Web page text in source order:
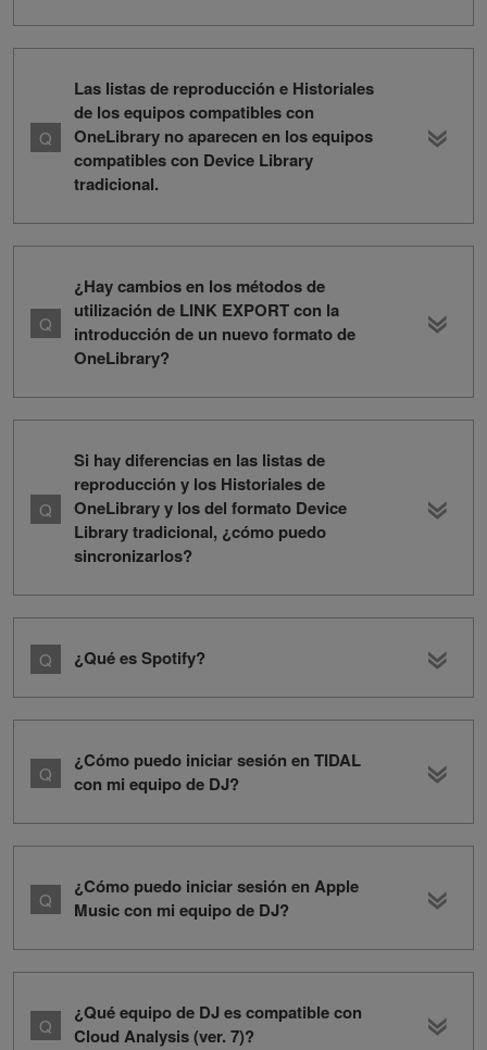
Las listas de reproducción e Historiales
de los equipos compatibles con
OneLibrary no aparecen en los equipos
compatibles con Device Library
tradicional.
¿Hay cambios en los métodos de
utilización de LINK EXPORT con la
introducción de un nuevo formato de
OneLibrary?
Si hay diferencias en las listas de
reproducción y los Historiales de
OneLibrary y los del formato Device
Library tradicional, ¿cómo puedo
sincronizarlos?
¿Qué es Spotify?
¿Cómo puedo iniciar sesión en TIDAL
con mi equipo de DJ?
¿Cómo puedo iniciar sesión en Apple
Music con mi equipo de DJ?
¿Qué equipo de DJ es compatible con
Cloud Analysis (ver. 7)?